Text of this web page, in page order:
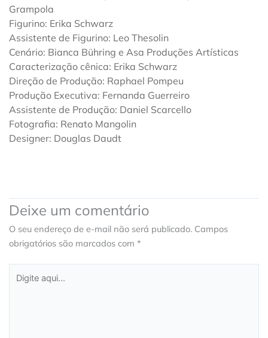
Grampola
Figurino: Erika Schwarz
Assistente de Figurino: Leo Thesolin
Cenário: Bianca Bühring e Asa Produções Artísticas
Caracterização cênica: Erika Schwarz
Direção de Produção: Raphael Pompeu
Produção Executiva: Fernanda Guerreiro
Assistente de Produção: Daniel Scarcello
Fotografia: Renato Mangolin
Designer: Douglas Daudt
Deixe um comentário
O seu endereço de e-mail não será publicado. Campos
obrigatórios são marcados com *
aqui...